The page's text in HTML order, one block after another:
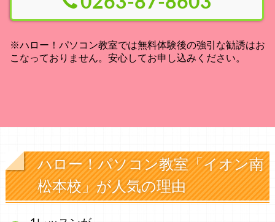
※ハロー！パソコン教室では無料体験後の強引な勧誘はお
こなっておりません。安心してお申し込みください。
ハロー！パソコン教室「イオン南
松本校」が人気の理由